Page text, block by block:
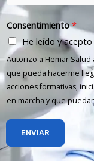
Consentimiento*
He leído y
Autorizo a Hemar
que pueda hacerme
acciones formativas,
en marcha y que
ENVIAR